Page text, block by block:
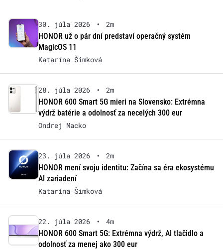
30. júla 2026 •
2m
HONOR už o pár dní predstaví operačný systém
MagicOS 11
Katarína Šimková
28. júla 2026 •
2m
HONOR 600 Smart 5G mieri na Slovensko: Extrémna
výdrž batérie a odolnosť za necelých 300 eur
Ondrej Macko
23. júla 2026 •
2m
HONOR mení svoju identitu: Začína sa éra ekosystému
AI zariadení
Katarína Šimková
22. júla 2026 •
4m
HONOR 600 Smart 5G: Extrémna výdrž, AI tlačidlo a
odolnosť za menej ako 300 eur